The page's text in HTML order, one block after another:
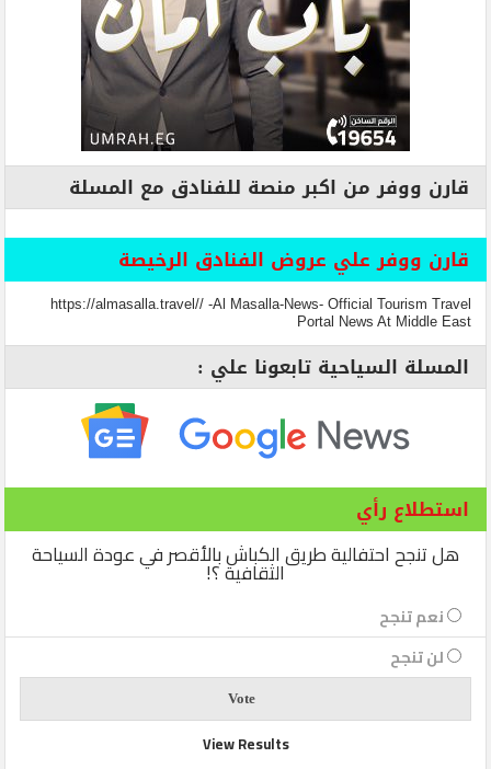
قارن ووفر من اكبر منصة للفنادق مع المسلة
قارن ووفر علي عروض الفنادق الرخيصة
https://almasalla.travel// -Al Masalla-News- Official Tourism Travel
Portal News At Middle East
المسلة السياحية تابعونا علي :
استطلاع رأي
هل تنجح احتفالية طريق الكباش بالأقصر في عودة السياحة
الثقافية ؟!
نعم تنجح
لن تنجح
View Results